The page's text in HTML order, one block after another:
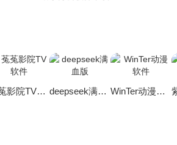
菟菟影院TV软件 deepseek满血版 WinTer动漫软件